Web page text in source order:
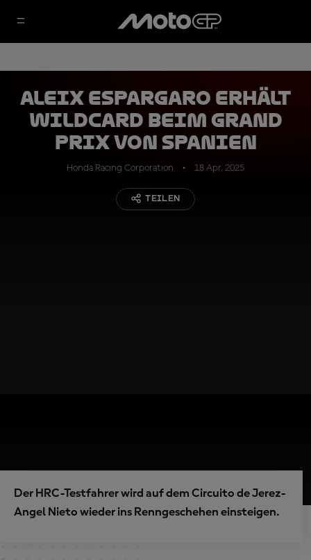
Aleix Espargaro erhält
Wildcard beim Grand
Prix von Spanien
Honda Racing Corporation 18 Apr. 2025
TEILEN
Der HRC-Testfahrer wird auf dem Circuito de Jerez-
Angel Nieto wieder ins Renngeschehen einsteigen.